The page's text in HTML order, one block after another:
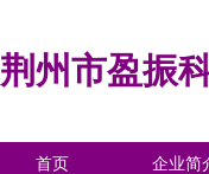
荆州市盈振
首页 企业简